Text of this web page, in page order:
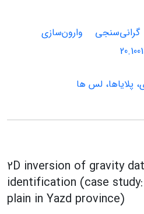
گرانی‌سنجی
وارون‌سازی
پلایاها، لس ها
2D inversion of gravity
identification (case
plain in Yazd province)